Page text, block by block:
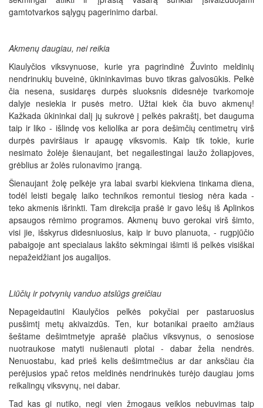
gamtotvarkos sąlygų pagerinimo darbai.
Akmenų daugiau, nei reikia
Kiaulyčios viksvynuose, kurie yra pagrindinė Žuvinto meldinių
nendrinukių buveinė, ūkininkavimas buvo tikras galvosūkis. Pelkė
čia nesena, susidaręs durpės sluoksnis didesnėje tvarkomoje
dalyje nesiekia ir pusės metro. Užtai kiek čia buvo akmenų!
Kažkada ūkininkai dalį jų sukrovė į pelkės pakraštį, bet dauguma
taip ir liko - išlindę vos keliolika ar pora dešimčių centimetrų virš
durpės paviršiaus ir apaugę viksvomis. Kaip tik tokie, kurie
nesimato žolėje šienaujant, bet negailestingai laužo žoliapjoves,
grėblius ar žolės rulonavimo įrangą.
Šienaujant žolę pelkėje yra labai svarbi kiekviena tinkama diena,
todėl leisti begalę laiko technikos remontui tiesiog nėra kada -
teko akmenis išrinkti. Tam direkcija prašė ir gavo lėšų iš Aplinkos
apsaugos rėmimo programos. Akmenų buvo gerokai virš šimto,
visi jie, išskyrus didesniuosius, kaip ir buvo planuota, - rugpjūčio
pabaigoje ant specialaus lakšto sėkmingai išimti iš pelkės visiškai
nepažeidžiant jos augalijos.
Liūčių ir potvynių vanduo atslūgs greičiau
Nepageidautini Kiaulyčios pelkės pokyčiai per pastaruosius
pusšimtį metų akivaizdūs. Ten, kur botanikai praeito amžiaus
šeštame dešimtmetyje aprašė plačius viksvynus, o senosiose
nuotraukose matyti nušienauti plotai - dabar želia nendrės.
Nenuostabu, kad prieš kelis dešimtmečius ar dar anksčiau čia
perėjusios ypač retos meldinės nendrinukės turėjo daugiau joms
reikalingų viksvynų, nei dabar.
Tad kas gi nutiko, negi vien žmogaus veiklos nebuvimas taip